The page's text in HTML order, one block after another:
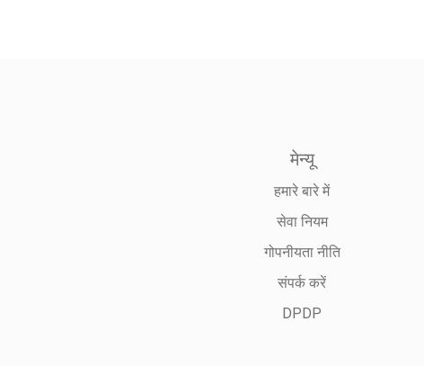
मेन्यू
हमारे बारे में
सेवा नियम
गोपनीयता नीति
संपर्क करें
DPDP